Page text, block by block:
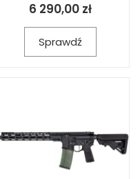
6 290,00 zł
Sprawdź